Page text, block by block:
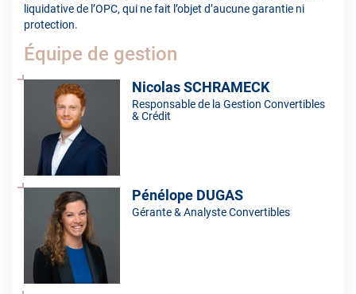
liquidative de l’OPC, qui ne fait l’objet d’aucune garantie ni
protection.
Équipe de gestion
Nicolas SCHRAMECK
Responsable de la Gestion Convertibles
& Crédit
Pénélope DUGAS
Gérante & Analyste Convertibles